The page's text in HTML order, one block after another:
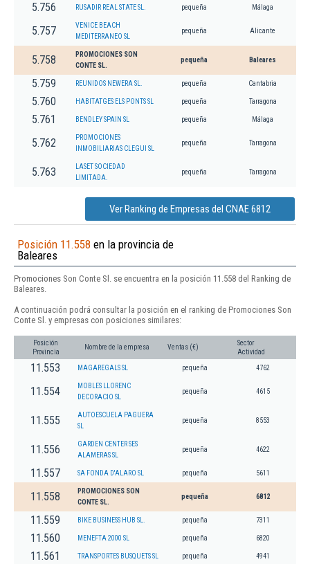
5.756 RUSADIR REAL STATE SL. pequeña Málaga
5.757
VENICE BEACH
MEDITERRANEO SL
pequeña Alicante
5.758
PROMOCIONES SON
CONTE SL.
pequeña Baleares
5.759 REUNIDOS NEWERA SL. pequeña Cantabria
5.760 HABITATGES ELS PONTS SL pequeña Tarragona
5.761 BENDLEY SPAIN SL pequeña Málaga
5.762
PROMOCIONES
INMOBILIARIAS CLEGUI SL
pequeña Tarragona
5.763
LASET SOCIEDAD
LIMITADA.
pequeña Tarragona
Ver Ranking de Empresas del CNAE 6812
Posición 11.558 en la provincia de
Baleares
Promociones Son Conte Sl. se encuentra en la posición 11.558 del Ranking de
Baleares.
A continuación podrá consultar la posición en el ranking de Promociones Son
Conte Sl. y empresas con posiciones similares:
Posición
Provincia
Nombre de la empresa Ventas (€)
Sector
Actividad
11.553 MAGAREGALS SL pequeña 4762
11.554
MOBLES LLORENC
DECORACIO SL
pequeña 4615
11.555
AUTOESCUELA PAGUERA
SL
pequeña 8553
11.556
GARDEN CENTER SES
ALAMERAS SL
pequeña 4622
11.557 SA FONDA D'ALARO SL pequeña 5611
11.558
PROMOCIONES SON
CONTE SL.
pequeña 6812
11.559 BIKE BUSINESS HUB SL. pequeña 7311
11.560 MENEFTA 2000 SL pequeña 6820
11.561 TRANSPORTES BUSQUETS SL pequeña 4941